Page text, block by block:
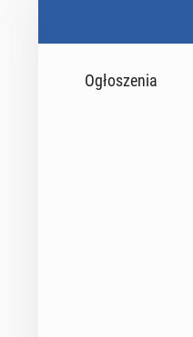
Ogłoszenia